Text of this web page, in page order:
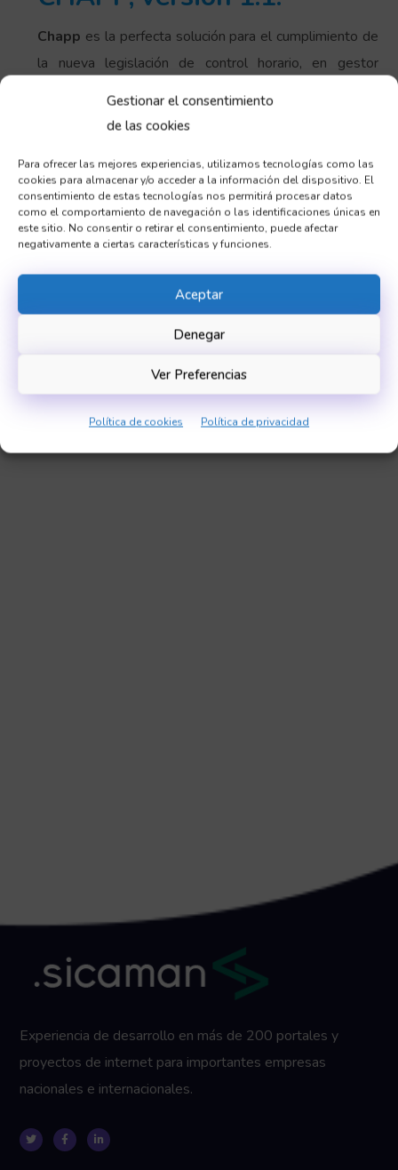
Gestionar el consentimiento
de las cookies
Para ofrecer las mejores experiencias, utilizamos tecnologías como las
cookies para almacenar y/o acceder a la información del dispositivo. El
consentimiento de estas tecnologías nos permitirá procesar datos
como el comportamiento de navegación o las identificaciones únicas en
este sitio. No consentir o retirar el consentimiento, puede afectar
negativamente a ciertas características y funciones.
Aceptar
Denegar
Ver Preferencias
Política de cookies Política de privacidad
Chapp es la perfecta solución para el cumplimiento de
la nueva legislación de control horario, en gestor
cómodo, rápido y fiable. Posibilidad de fichar desde la
plataforma web o desde la propia APP móvil desde
Con todo este recorrido,Sicaman NT avanza terreno
hacia nuevos proyectos en el ámbito digital. Todos sus
productos están continuamente en proceso de
soluciones que estén a la altura de los consumidores.
Todo ello con la máxima excelencia de acuerdo a los
estándares de calidad dentro de la Unión Europea.
Experiencia de desarrollo en más de 200 portales y
proyectos de internet para importantes empresas
nacionales e internacionales.